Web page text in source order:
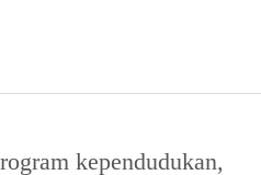
kependudukan,